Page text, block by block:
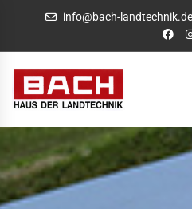
info@bach-landtechnik.de